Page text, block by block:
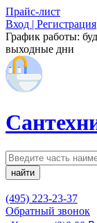
Прайс-лист
Вход | Регистрация
График работы:
выходные дни
найти
(495) 223-23-37
Обратный звонок